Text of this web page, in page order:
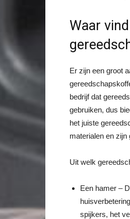
Waar
Er zijn een groot
bedrijf dat
gebruiken, dus
het juiste
materialen en zijn
Uit welk
Een hamer –
spijkers, het